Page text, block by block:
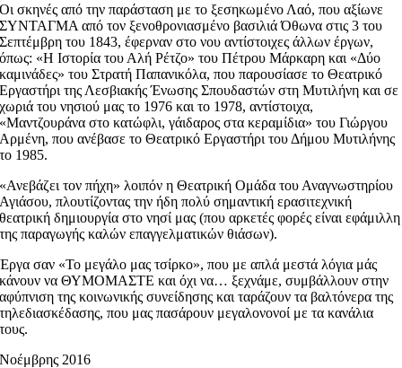
Οι σκηνές από την παράσταση με το ξεσηκωμένο Λαό, που αξίωνε
ΣΥΝΤΑΓΜΑ από τον ξενοθρονιασμένο βασιλιά Όθωνα στις 3 του
Σεπτέμβρη του 1843, έφερναν στο νου αντίστοιχες άλλων έργων,
όπως: «Η Ιστορία του Αλή Ρέτζο» του Πέτρου Μάρκαρη και «Δύο
καμινάδες» του Στρατή Παπανικόλα, που παρουσίασε το Θεατρικό
Εργαστήρι της Λεσβιακής Ένωσης Σπουδαστών στη Μυτιλήνη και σε
χωριά του νησιού μας το 1976 και το 1978, αντίστοιχα,
«Μαντζουράνα στο κατώφλι, γάιδαρος στα κεραμίδια» του Γιώργου
Αρμένη, που ανέβασε το Θεατρικό Εργαστήρι του Δήμου Μυτιλήνης
το 1985.
«Ανεβάζει τον πήχη» λοιπόν η Θεατρική Ομάδα του Αναγνωστηρίου
Αγιάσου, πλουτίζοντας την ήδη πολύ σημαντική ερασιτεχνική
θεατρική δημιουργία στο νησί μας (που αρκετές φορές είναι εφάμιλλη
της παραγωγής καλών επαγγελματικών θιάσων).
Έργα σαν «Το μεγάλο μας τσίρκο», που με απλά μεστά λόγια μάς
κάνουν να ΘΥΜΟΜΑΣΤΕ και όχι να… ξεχνάμε, συμβάλλουν στην
αφύπνιση της κοινωνικής συνείδησης και ταράζουν τα βαλτόνερα της
τηλεδιασκέδασης, που μας πασάρουν μεγαλονονοί με τα κανάλια
τους.
Νοέμβρης 2016